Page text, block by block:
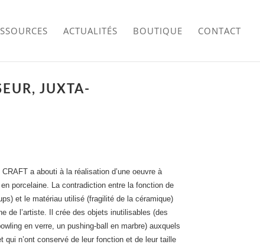
ACTUALITÉS BOUTIQUE CONTACT
JUXTA-
a abouti à la réalisation d’une oeuvre à
porcelaine. La contradiction entre la fonction de
et le matériau utilisé (fragilité de la céramique)
de l’artiste. Il crée des objets inutilisables (des
en verre, un pushing-ball en marbre) auxquels
qui n’ont conservé de leur fonction et de leur taille